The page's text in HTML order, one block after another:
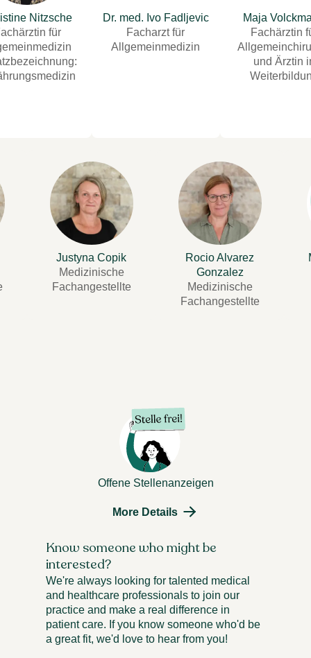
Nitzsche
für
Dr. med. Ivo Fadljevic
Facharzt für
Allgemeinmedizin
Maja
Fachärztin
und Ärztin
Justyna Copik
Medizinische
Fachangestellte
Rocio Alvarez
Gonzalez
Medizinische
Fachangestellte
Offene Stellenanzeigen
More Details
Know someone who might be
interested?
We're always looking for talented medical
and healthcare professionals to join our
practice and make a real difference in
patient care. If you know someone who'd be
a great fit, we'd love to hear from you!